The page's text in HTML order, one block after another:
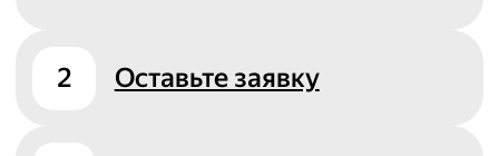
2 Оставьте заявку